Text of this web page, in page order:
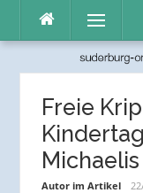
Inhalt
Menü
Freie
Autor im Artikel